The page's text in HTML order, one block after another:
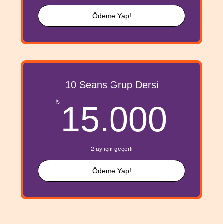
Ödeme Yap!
10 Seans Grup Dersi
₺ 15.000
2 ay için geçerli
Ödeme Yap!